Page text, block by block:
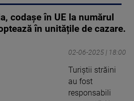
codașe în UE la numărul
în unitățile de cazare.
02-06-2025 | 18:00
Turiştii străini
au fost
responsabili